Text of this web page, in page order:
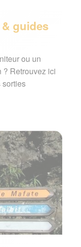
guides
ou un
? Retrouvez ici
sorties